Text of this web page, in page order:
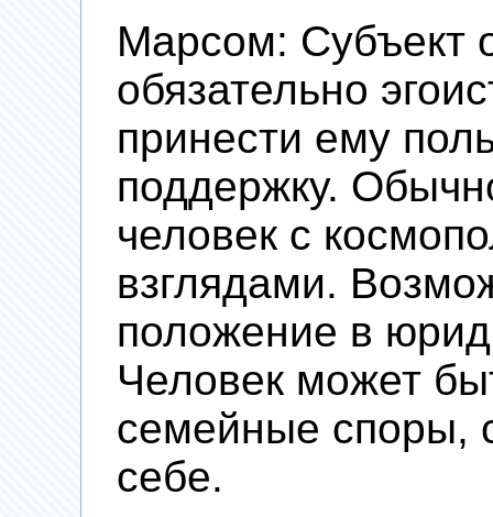
Марсом: Субъект
обязательно
принести ему
поддержку.
человек с
взглядами.
положение в
Человек может
семейные споры,
себе.